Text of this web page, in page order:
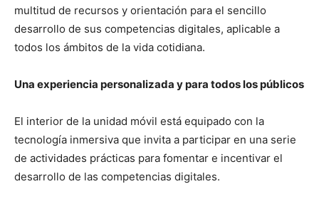
multitud de recursos y orientación para el sencillo
desarrollo de sus competencias digitales, aplicable a
todos los ámbitos de la vida cotidiana.
Una experiencia personalizada y para todos los públicos
El interior de la unidad móvil está equipado con la
tecnología inmersiva que invita a participar en una serie
de actividades prácticas para fomentar e incentivar el
desarrollo de las competencias digitales.